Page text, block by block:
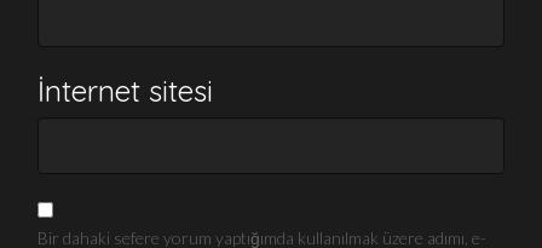
İnternet sitesi
Bir dahaki sefere yorum yaptığımda kullanılmak üzere adımı, e-